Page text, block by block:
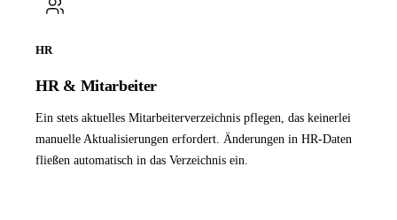
HR
HR & Mitarbeiter
Ein stets aktuelles Mitarbeiterverzeichnis pflegen, das keinerlei
manuelle Aktualisierungen erfordert. Änderungen in HR-Daten
fließen automatisch in das Verzeichnis ein.